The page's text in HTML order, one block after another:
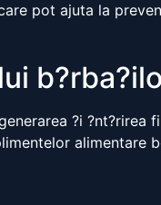
pot ajuta la
?i
alimentare